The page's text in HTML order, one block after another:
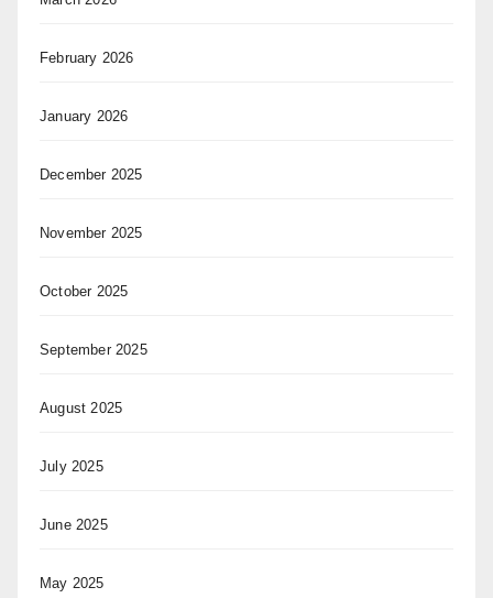
February 2026
January 2026
December 2025
November 2025
October 2025
September 2025
August 2025
July 2025
June 2025
May 2025